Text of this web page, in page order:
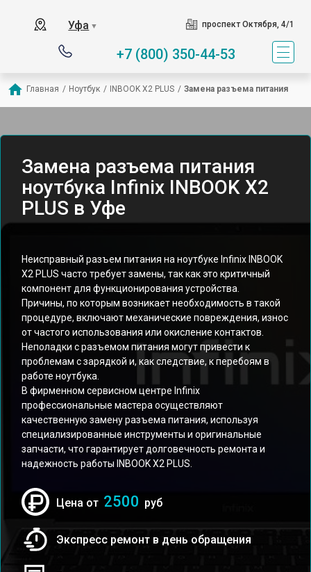
Уфа ▼ проспект Октября, 4/1
+7 (800) 350-44-53
Главная / Ноутбук / INBOOK X2 PLUS / Замена разъема питания
Замена разъема питания
ноутбука Infinix INBOOK X2
PLUS в Уфе
Неисправный разъем питания на ноутбуке Infinix INBOOK
X2 PLUS часто требует замены, так как это критичный
компонент для функционирования устройства.
Причины, по которым возникает необходимость в такой
процедуре, включают механические повреждения, износ
от частого использования или окисление контактов.
Неполадки с разъемом питания могут привести к
проблемам с зарядкой и, как следствие, к перебоям в
работе ноутбука.
В фирменном сервисном центре Infinix
профессиональные мастера осуществляют
качественную замену разъема питания, используя
специализированные инструменты и оригинальные
запчасти, что гарантирует долговечность ремонта и
надежность работы INBOOK X2 PLUS.
Цена от 2500 руб
Экспресс ремонт в день обращения